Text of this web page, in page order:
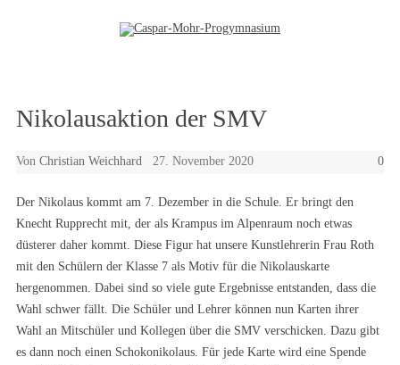
Nikolausaktion der SMV
Von Christian Weichhard 27. November 2020 0
Der Nikolaus kommt am 7. Dezember in die Schule. Er bringt den
Knecht Rupprecht mit, der als Krampus im Alpenraum noch etwas
düsterer daher kommt. Diese Figur hat unsere Kunstlehrerin Frau Roth
mit den Schülern der Klasse 7 als Motiv für die Nikolauskarte
hergenommen. Dabei sind so viele gute Ergebnisse entstanden, dass die
Wahl schwer fällt. Die Schüler und Lehrer können nun Karten ihrer
Wahl an Mitschüler und Kollegen über die SMV verschicken. Dazu gibt
es dann noch einen Schokonikolaus. Für jede Karte wird eine Spende